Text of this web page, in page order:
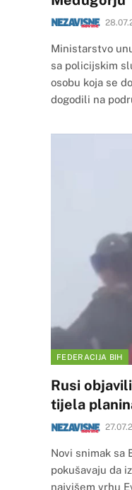
Ministarstvo
sa policijskim
osobu koja se
dogodili na
FEDERACIJA BIH
Rusi
tijela
Novi snimak sa
pokušavaju da
najvišem vrhu